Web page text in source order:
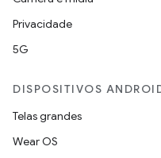
Privacidade
5G
DISPOSITIVOS
Telas grandes
Wear OS